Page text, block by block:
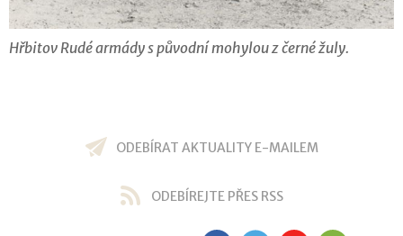
Hřbitov Rudé armády s původní mohylou z černé žuly.
ODEBÍRAT AKTUALITY E-MAILEM
ODEBÍREJTE PŘES RSS